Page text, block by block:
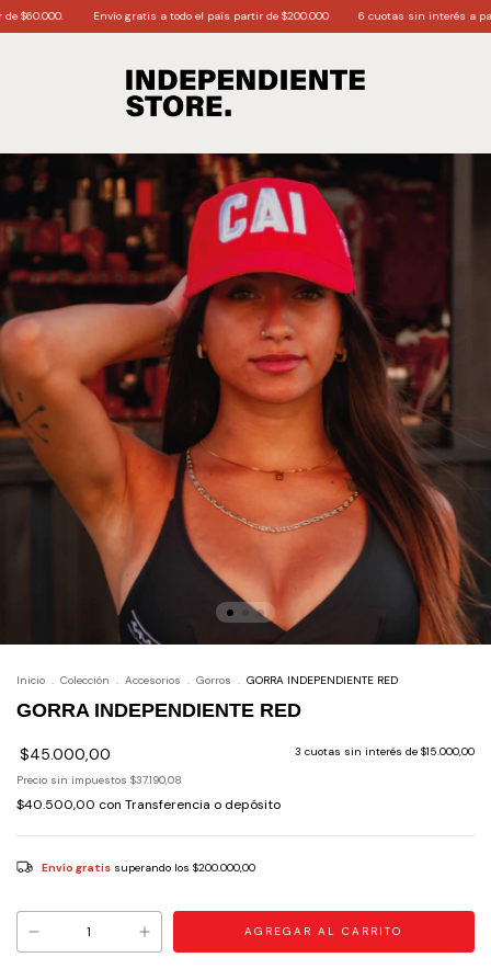
Envío gratis a todo el país partir de $200.000 6 cuotas sin interés a partir de
Inicio . Colección . Accesorios . Gorros . GORRA INDEPENDIENTE RED
GORRA INDEPENDIENTE RED
$45.000,00 3 cuotas sin interés de $15.000,00
Precio sin impuestos $37.190,08
$40.500,00 con Transferencia o depósito
Envío gratis superando los $200.000,00